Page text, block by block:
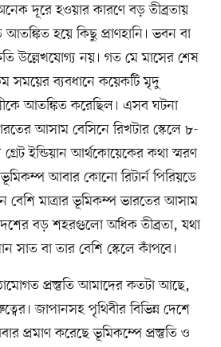
দূরে হওয়ার কারণে বড় তীব্রতায়
হয়ে কিছু প্রাণহানি। ভবন বা
উল্লেখযোগ্য নয়। গত মে মাসের শেষ
সময়ের ব্যবধানে কয়েকটি মৃদু
আতঙ্কিত করেছিল। এসব ঘটনা
আসাম বেসিনে রিখটার স্কেলে ৮-
ইন্ডিয়ান আর্থকোয়েকের কথা স্মরণ
আবার কোনো রিটার্ন পিরিয়ডে
মাত্রার ভূমিকম্প ভারতের আসাম
বড় শহরগুলো অধিক তীব্রতা, যথা
বা তার বেশি স্কেলে কাঁপবে।
প্রস্তুতি আমাদের কতটা আছে,
জাপানসহ পৃথিবীর বিভিন্ন দেশে
প্রমাণ করেছে ভূমিকম্পে প্রস্তুতি ও